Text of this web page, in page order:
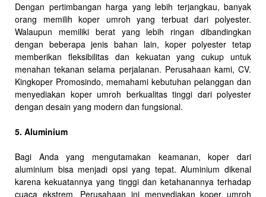
Dengan pertimbangan harga yang lebih terjangkau, banyak
orang memilih koper umroh yang terbuat dari polyester.
Walaupun memiliki berat yang lebih ringan dibandingkan
dengan beberapa jenis bahan lain, koper polyester tetap
memberikan fleksibilitas dan kekuatan yang cukup untuk
menahan tekanan selama perjalanan. Perusahaan kami, CV.
Kingkoper Promosindo, memahami kebutuhan pelanggan dan
menyediakan koper umroh berkualitas tinggi dari polyester
dengan desain yang modern dan fungsional.
5. Aluminium
Bagi Anda yang mengutamakan keamanan, koper dari
aluminium bisa menjadi opsi yang tepat. Aluminium dikenal
karena kekuatannya yang tinggi dan ketahanannya terhadap
cuaca ekstrem. Perusahaan ini menyediakan koper umroh